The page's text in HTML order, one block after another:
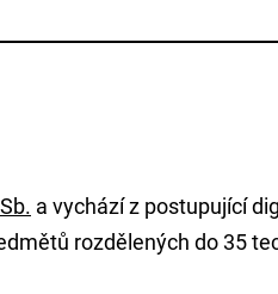
a vychází z postupující
rozdělených do 35